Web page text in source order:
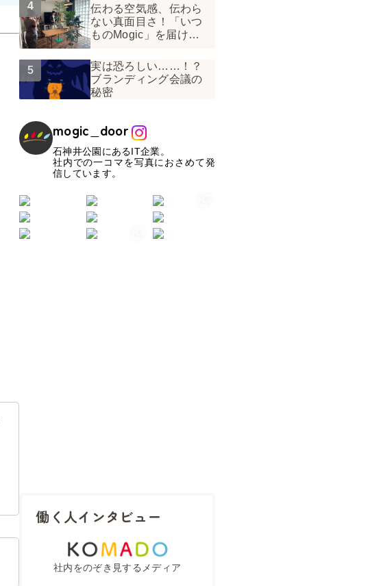
伝わる空気感、伝わら
ない真面目さ！「いつ
ものMogic」を届ける
実は恐ろしい……！？
ブランディング会議の
秘密
mogic_door
石神井公園にあるIT企業。
社内での一コマを写真におさめて発
信しています。
働く人インタビュー
社内をのぞき見するメディア